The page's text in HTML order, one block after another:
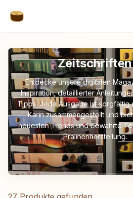
Zeitschriften
Entdecke unsere digitalen
Inspiration, detaillierter
Tipps. Jede Ausgabe ist sorgfältig
Karin zusammengestellt und
neuesten Trends und bewährte
Pralinenherstellung.